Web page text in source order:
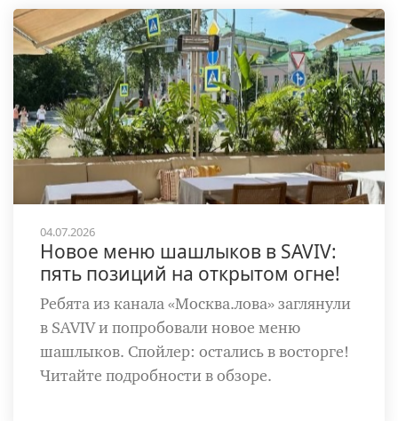
04.07.2026
Новое меню шашлыков в SAVIV:
пять позиций на открытом огне!
Ребята из канала «Москва.лова» заглянули
в SAVIV и попробовали новое меню
шашлыков. Спойлер: остались в восторге!
Читайте подробности в обзоре.